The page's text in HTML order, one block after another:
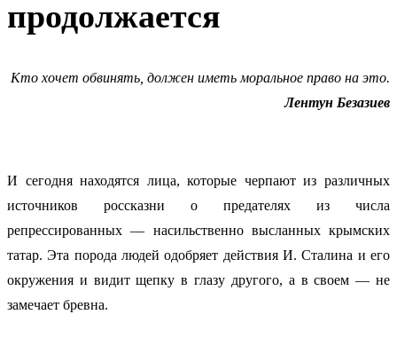
продолжается
Кто хочет обвинять, должен иметь моральное право на это.
Лентун Безазиев
И сегодня находятся лица, которые черпают из различных
источников россказни о предателях из числа
репрессированных — насильственно высланных крымских
татар. Эта порода людей одобряет действия И. Сталина и его
окружения и видит щепку в глазу другого, а в своем — не
замечает бревна.